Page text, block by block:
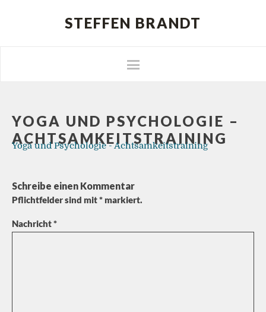
STEFFEN BRANDT
YOGA UND PSYCHOLOGIE –
ACHTSAMKEITSTRAINING
Yoga und Psychologie - Achtsamkeitstraining
Schreibe einen Kommentar
Pflichtfelder sind mit* markiert.
Nachricht*